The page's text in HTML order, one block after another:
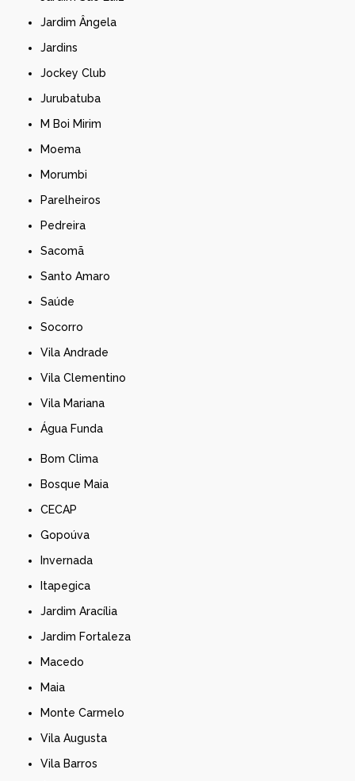
Jardim Ângela
Jardins
Jockey Club
Jurubatuba
M Boi Mirim
Moema
Morumbi
Parelheiros
Pedreira
Sacomã
Santo Amaro
Saúde
Socorro
Vila Andrade
Vila Clementino
Vila Mariana
Água Funda
Bom Clima
Bosque Maia
CECAP
Gopoúva
Invernada
Itapegica
Jardim Aracília
Jardim Fortaleza
Macedo
Maia
Monte Carmelo
Vila Augusta
Vila Barros